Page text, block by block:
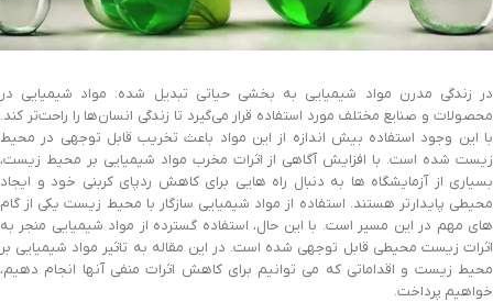
در زندگی مدرن مواد شیمیایی به بخشی حیاتی تبدیل شده. مواد شیمیایی در
محصولات و صنایع مختلف مورد استفاده قرار می‌گیرد تا زندگی انسان‌ها را راحت‌تر کند.
با این وجود استفاده بیش اندازه از این مواد باعث تخریب قابل توجهی در محیط
زیست شده است. با افزایش آگاهی از اثرات مخرب مواد شیمیایی بر محیط زیست،
بسیاری از آزمایشگاه ها به دنبال راه هایی برای کاهش ردپای کربنی خود و ایجاد
محیطی پایدارتر هستند. استفاده از مواد شیمیایی سازگار با محیط زیست یکی از گام
های مهم در این مسیر است. با این حال، استفاده گسترده از مواد شیمیایی منجر به
اثرات زیست محیطی قابل توجهی شده است. در این مقاله به تاثیر مواد شیمیایی بر
محیط زیست و اقداماتی که می توانیم برای کاهش اثرات منفی آنها انجام دهیم،
خواهیم پرداخت.